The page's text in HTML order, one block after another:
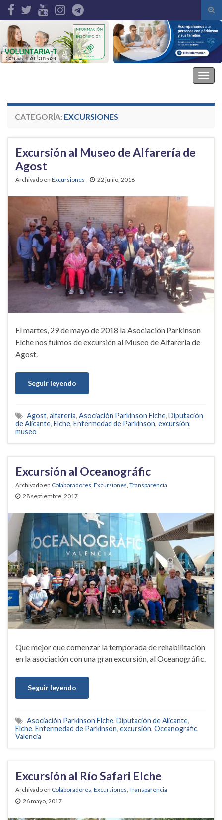
de
Search for:
CATEGORÍA: EXCURSIONES
Excursión al Museo de Alfarería de
Agost
Archivado en Excursiones 22 junio, 2018
El martes, 29 de mayo de 2018 la Asociación Parkinson
Elche nos fuimos de excursión al Museo de Alfarería de
Agost.
Seguir leyendo
Agost, alfareria, Asociación Parkinson Elche, Diputación
de Alicante, Elche, Enfermedad de Parkinson, excursión,
museo
Excursión al Oceanográfic
Archivado en Colaboradores, Excursiones, Transparencia
28 septiembre, 2017
Que mejor que comenzar la temporada de rehabilitación
en la asociación con una gran excursión, al Oceanográfic.
Seguir leyendo
Asociación Parkinson Elche, Diputación de Alicante,
Elche, Enfermedad de Parkinson, excursión, Oceanográfic,
Valencia
Excursión al Río Safari Elche
Archivado en Colaboradores, Excursiones, Transparencia
26 mayo, 2017